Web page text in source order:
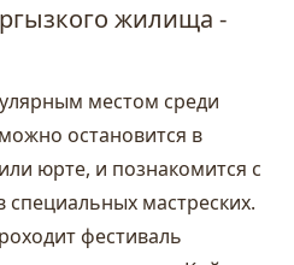
жилища -
местом среди
остановится в
юрте, и познакомится с
специальных мастреских.
фестиваль